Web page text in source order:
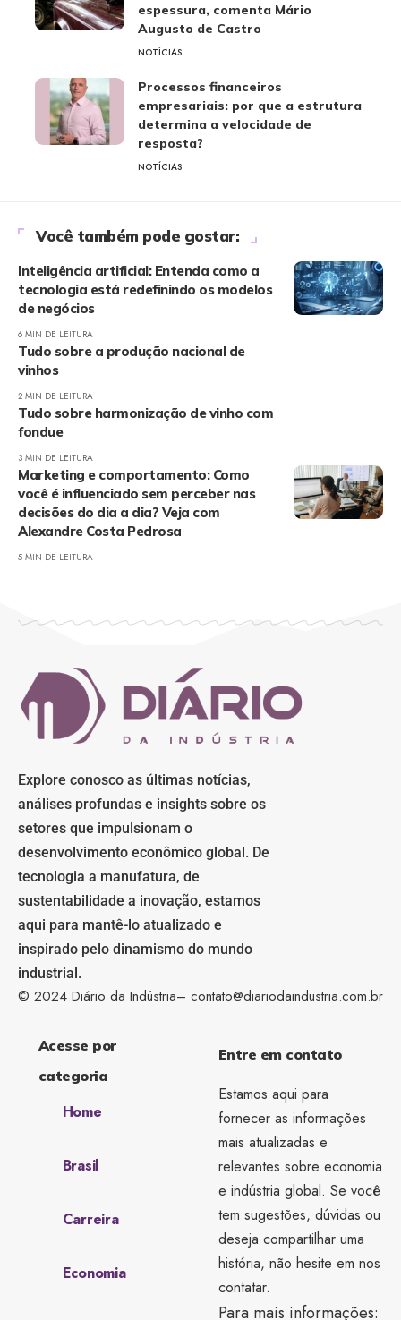
espessura, comenta Mário
Augusto de Castro
NOTÍCIAS
Processos financeiros
empresariais: por que a estrutura
determina a velocidade de
resposta?
NOTÍCIAS
Você também pode gostar:
Inteligência artificial: Entenda como a
tecnologia está redefinindo os modelos
de negócios
6 MIN DE LEITURA
Tudo sobre a produção nacional de
vinhos
2 MIN DE LEITURA
Tudo sobre harmonização de vinho com
fondue
3 MIN DE LEITURA
Marketing e comportamento: Como
você é influenciado sem perceber nas
decisões do dia a dia? Veja com
Alexandre Costa Pedrosa
5 MIN DE LEITURA
Explore conosco as últimas notícias,
análises profundas e insights sobre os
setores que impulsionam o
desenvolvimento econômico global. De
tecnologia a manufatura, de
sustentabilidade a inovação, estamos
aqui para mantê-lo atualizado e
inspirado pelo dinamismo do mundo
industrial.
© 2024 Diário da Indústria– contato@diariodaindustria.com.br
Acesse por
categoria
Home
Brasil
Carreira
Economia
Entre em contato
Estamos aqui para
fornecer as informações
mais atualizadas e
relevantes sobre economia
e indústria global. Se você
tem sugestões, dúvidas ou
deseja compartilhar uma
história, não hesite em nos
contatar.
Para mais informações: